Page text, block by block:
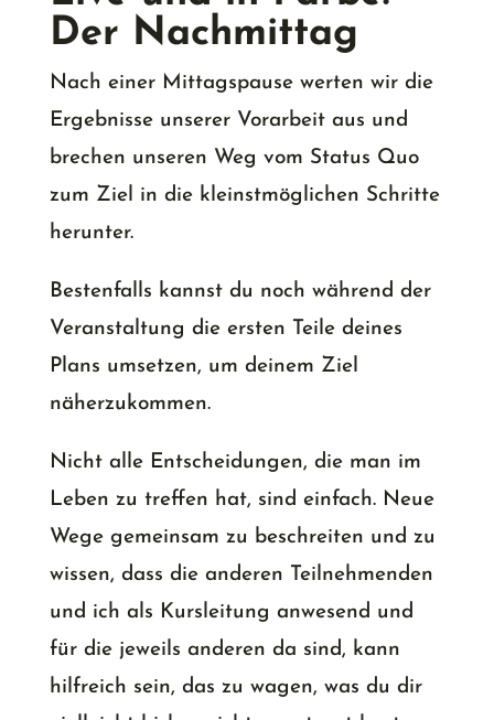
Der Nachmittag
Nach einer Mittagspause werten wir die
Ergebnisse unserer Vorarbeit aus und
brechen unseren Weg vom Status Quo
zum Ziel in die kleinstmöglichen Schritte
herunter.
Bestenfalls kannst du noch während der
Veranstaltung die ersten Teile deines
Plans umsetzen, um deinem Ziel
näherzukommen.
Nicht alle Entscheidungen, die man im
Leben zu treffen hat, sind einfach. Neue
Wege gemeinsam zu beschreiten und zu
wissen, dass die anderen Teilnehmenden
und ich als Kursleitung anwesend und
für die jeweils anderen da sind, kann
hilfreich sein, das zu wagen, was du dir